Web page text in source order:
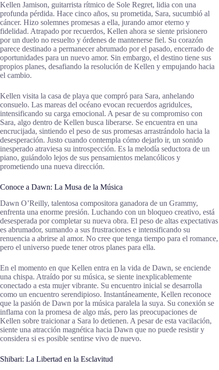
Kellen Jamison, guitarrista rítmico de Sole Regret, lidia con una
profunda pérdida. Hace cinco años, su prometida, Sara, sucumbió al
cáncer. Hizo solemnes promesas a ella, jurando amor eterno y
fidelidad. Atrapado por recuerdos, Kellen ahora se siente prisionero
por un duelo no resuelto y órdenes de mantenerse fiel. Su corazón
parece destinado a permanecer abrumado por el pasado, encerrado de
oportunidades para un nuevo amor. Sin embargo, el destino tiene sus
propios planes, desafiando la resolución de Kellen y empujando hacia
el cambio.
Kellen visita la casa de playa que compró para Sara, anhelando
consuelo. Las mareas del océano evocan recuerdos agridulces,
intensificando su carga emocional. A pesar de su compromiso con
Sara, algo dentro de Kellen busca liberarse. Se encuentra en una
encrucijada, sintiendo el peso de sus promesas arrastrándolo hacia la
desesperación. Justo cuando contempla cómo dejarlo ir, un sonido
inesperado atraviesa su introspección. Es la melodía seductora de un
piano, guiándolo lejos de sus pensamientos melancólicos y
prometiendo una nueva dirección.
Conoce a Dawn: La Musa de la Música
Dawn O’Reilly, talentosa compositora ganadora de un Grammy,
enfrenta una enorme presión. Luchando con un bloqueo creativo, está
desesperada por completar su nueva obra. El peso de altas expectativas
es abrumador, sumando a sus frustraciones e intensificando su
renuencia a abrirse al amor. No cree que tenga tiempo para el romance,
pero el universo puede tener otros planes para ella.
En el momento en que Kellen entra en la vida de Dawn, se enciende
una chispa. Atraído por su música, se siente inexplicablemente
conectado a esta mujer vibrante. Su encuentro inicial se desarrolla
como un encuentro serendipioso. Instantáneamente, Kellen reconoce
que la pasión de Dawn por la música paralela la suya. Su conexión se
inflama con la promesa de algo más, pero las preocupaciones de
Kellen sobre traicionar a Sara lo detienen. A pesar de esta vacilación,
siente una atracción magnética hacia Dawn que no puede resistir y
considera si es posible sentirse vivo de nuevo.
Shibari: La Libertad en la Esclavitud